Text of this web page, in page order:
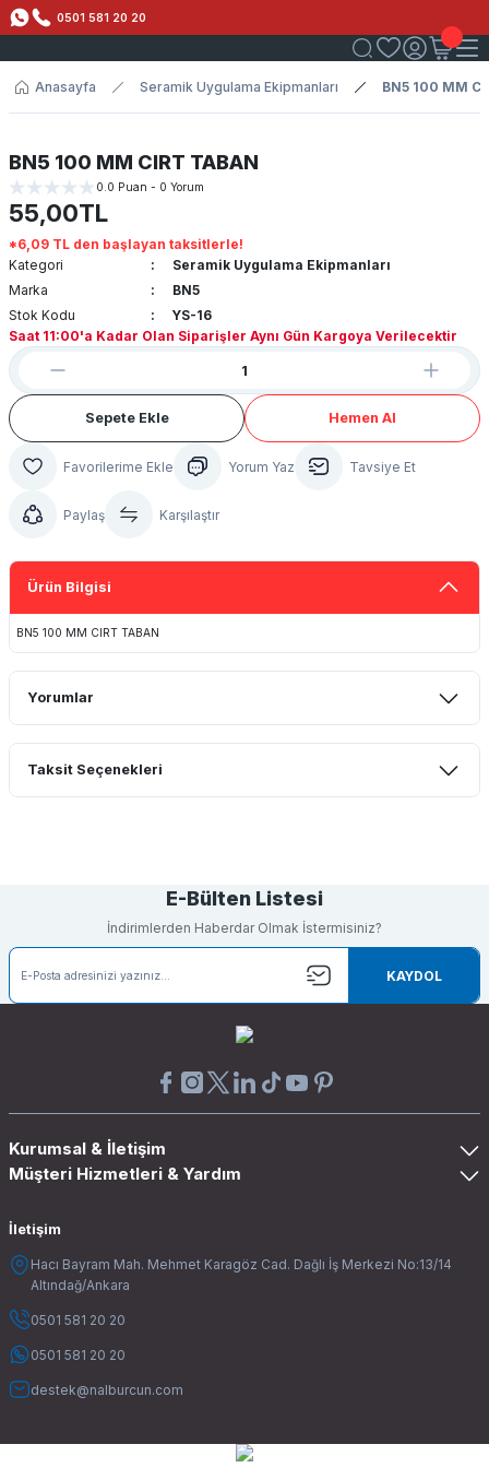
0501 581 20 20
Anasayfa Seramik Uygulama Ekipmanları BN5 100 MM
BN5 100 MM CIRT TABAN
0.0 Puan - 0 Yorum
55,00TL
*6,09 TL den başlayan taksitlerle!
Kategori
Seramik Uygulama Ekipmanları
Marka
BN5
Stok Kodu
YS-16
Saat 11:00'a Kadar Olan Siparişler Aynı Gün Kargoya Verilecektir
Sepete Ekle Hemen Al
Yorum Yaz Tavsiye Et
Paylaş Karşılaştır
Ürün Bilgisi
BN5 100 MM CIRT TABAN
Yorumlar
Bu ürüne ilk yorumu siz yapın!
Taksit Seçenekleri
E-Bülten Listesi
İndirimlerden Haberdar Olmak İstermisiniz?
KAYDOL
Kurumsal & İletişim
Müşteri Hizmetleri & Yardım
İletişim
Hacı Bayram Mah. Mehmet Karagöz Cad. Dağlı İş Merkezi No:13/14
Altındağ/Ankara
0501 581 20 20
0501 581 20 20
destek@nalburcun.com